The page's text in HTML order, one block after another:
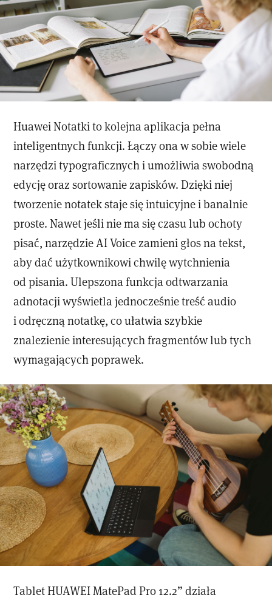
Huawei Notatki to kolejna aplikacja pełna
inteligentnych funkcji. Łączy ona w sobie wiele
narzędzi typograficznych i umożliwia swobodną
edycję oraz sortowanie zapisków. Dzięki niej
tworzenie notatek staje się intuicyjne i banalnie
proste. Nawet jeśli nie ma się czasu lub ochoty
pisać, narzędzie AI Voice zamieni głos na tekst,
aby dać użytkownikowi chwilę wytchnienia
od pisania. Ulepszona funkcja odtwarzania
adnotacji wyświetla jednocześnie treść audio
i odręczną notatkę, co ułatwia szybkie
znalezienie interesujących fragmentów lub tych
wymagających poprawek.
Tablet HUAWEI MatePad Pro 12.2” działa